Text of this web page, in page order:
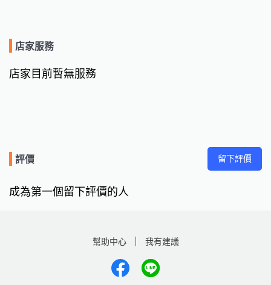
店家服務
店家目前暫無服務
評價 留下評價
成為第一個留下評價的人
幫助中心 我有建議